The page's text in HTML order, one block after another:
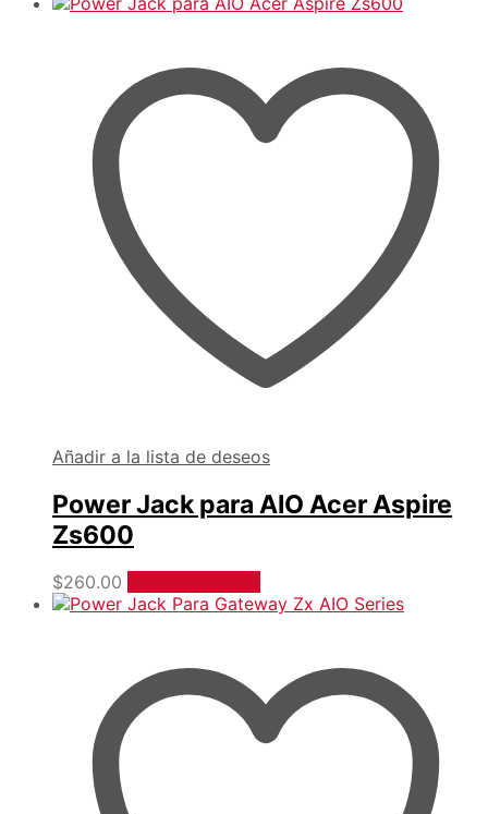
Añadir a la lista de deseos
Power Jack para AIO Acer Aspire
Zs600
$260.00